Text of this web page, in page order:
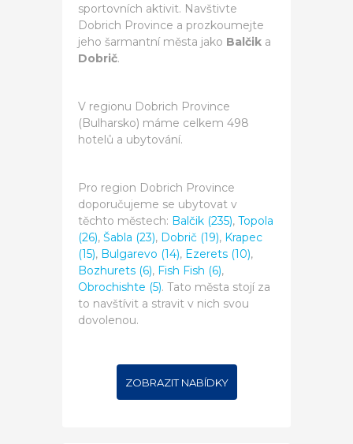
sportovních aktivit. Navštivte
Dobrich Province a prozkoumejte
jeho šarmantní města jako Balčik a
Dobrič.
V regionu Dobrich Province
(Bulharsko) máme celkem 498
hotelů a ubytování.
Pro region Dobrich Province
doporučujeme se ubytovat v
těchto městech: Balčik (235), Topola
(26), Šabla (23), Dobrič (19), Krapec
(15), Bulgarevo (14), Ezerets (10),
Bozhurets (6), Fish Fish (6),
Obrochishte (5). Tato města stojí za
to navštívit a stravit v nich svou
dovolenou.
ZOBRAZIT NABÍDKY